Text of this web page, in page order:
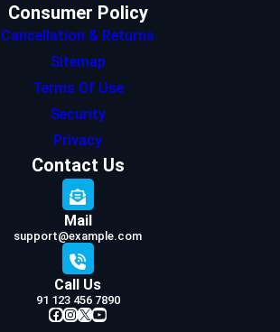
Consumer Policy
Cancellation & Returns
Sitemap
Terms Of Use
Security
Privacy
Contact Us
Mail
support@example.com
Call Us
91 123 456 7890
Facebook InstagramX YouTube